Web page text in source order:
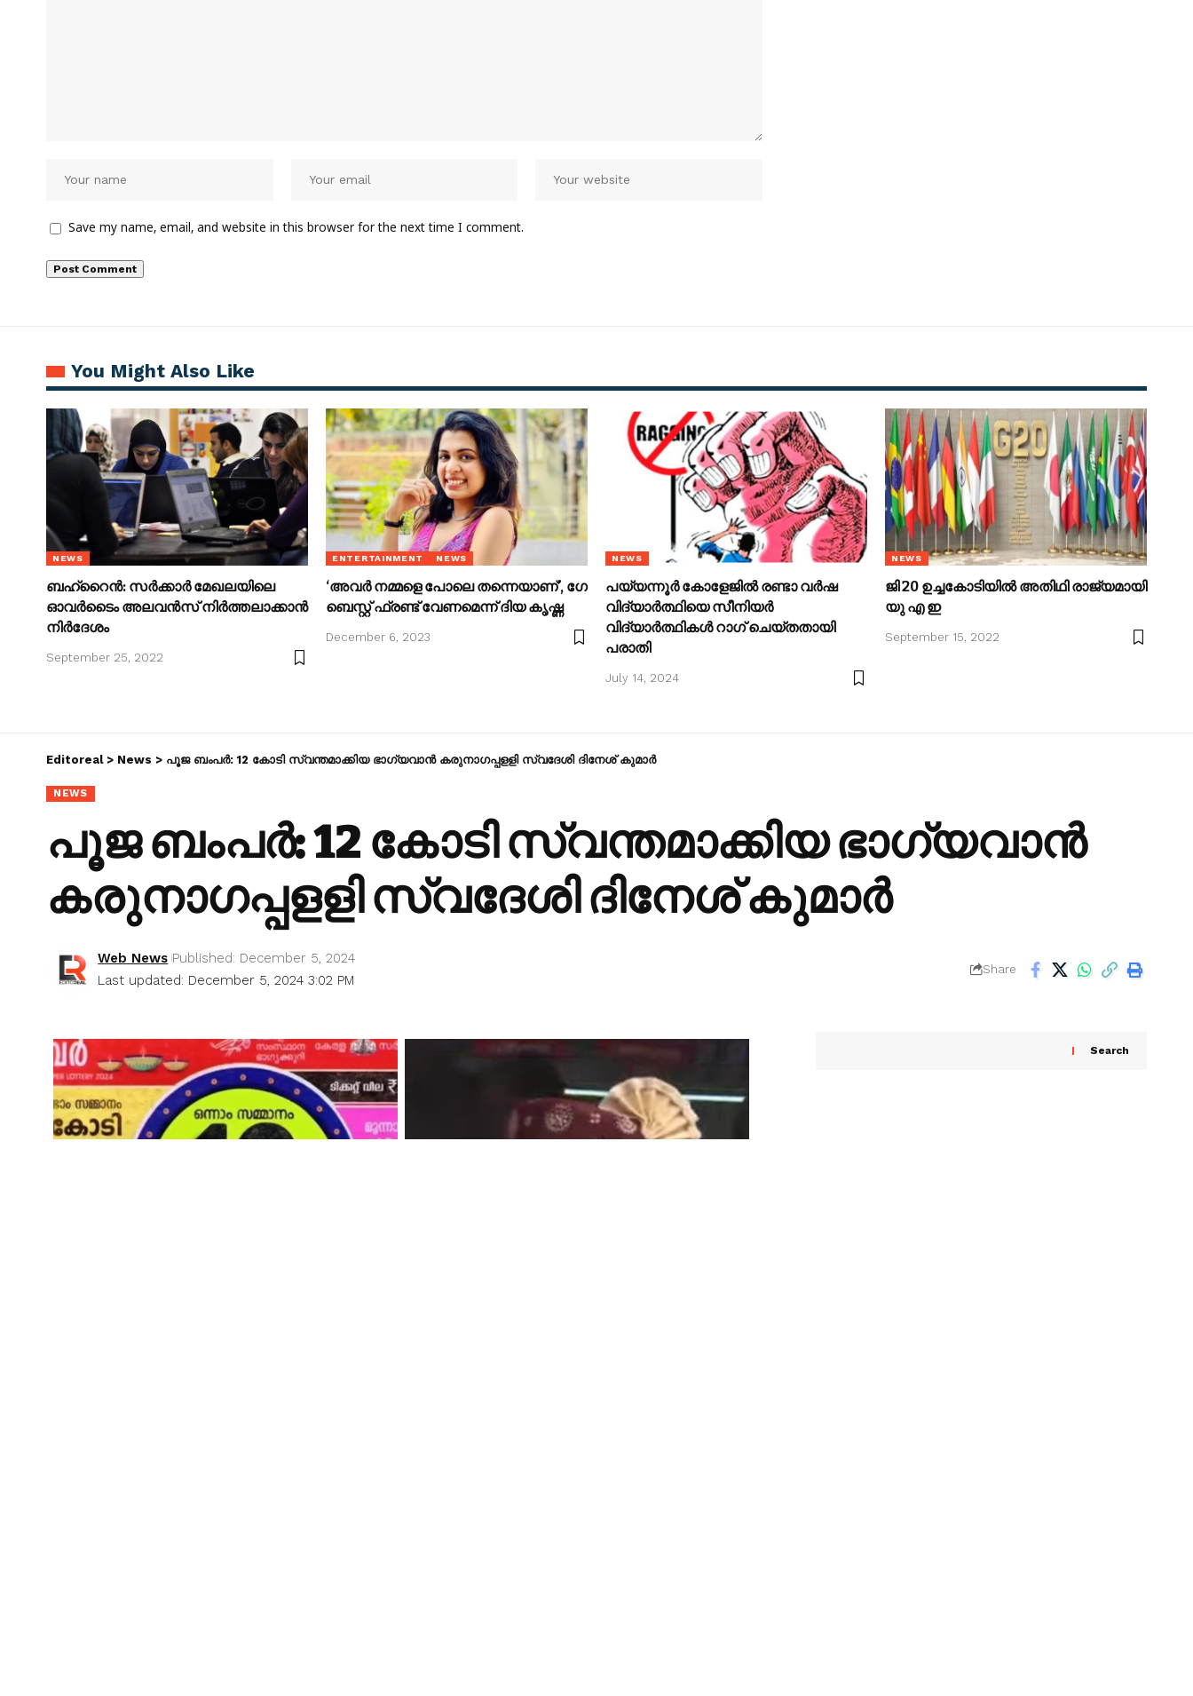
Save my name, email, and website in this browser for the next time I comment.
You Might Also Like
NEWS
ബഹ്‌റൈൻ: സർക്കാർ മേഖലയിലെ
ഓവർടൈം അലവൻസ് നിർത്തലാക്കാൻ
നിർദേശം
September 25, 2022
ENTERTAINMENT NEWS
‘അവര്‍ നമ്മളെ പോലെ തന്നെയാണ്’, ഗേ
ബെസ്റ്റ് ഫ്രണ്ട് വേണമെന്ന് ദിയ കൃഷ്ണ
December 6, 2023
NEWS
പയ്യന്നൂർ കോളേജിൽ രണ്ടാ വർഷ
വിദ്യാർത്ഥിയെ സീനിയർ
വിദ്യാർത്ഥികൾ റാ​ഗ് ചെയ്തതായി
പരാതി
July 14, 2024
NEWS
ജി 20 ഉച്ചകോടിയിൽ അതിഥി രാജ്യമായി
യു എ ഇ
September 15, 2022
Editoreal> News > പൂജ ബംപർ: 12 കോടി സ്വന്തമാക്കിയ ഭാ​ഗ്യവാൻ കരുനാ​ഗപ്പളളി സ്വദേശി ദിനേശ് കുമാർ
NEWS
പൂജ ബംപർ: 12 കോടി സ്വന്തമാക്കിയ ഭാ​ഗ്യവാൻ
കരുനാ​ഗപ്പളളി സ്വദേശി ദിനേശ് കുമാർ
Last updated: December 5, 2024 3:02 PM
Web News Published: December 5, 2024
Share
Search